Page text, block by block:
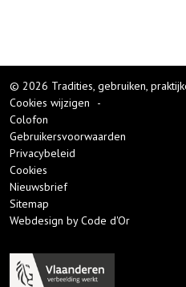
© 2026 Tradities, gebruiken,
Cookies wijzigen
-
Colofon
Gebruikersvoorwaarden
Privacybeleid
Cookies
Nieuwsbrief
Sitemap
Webdesign by Code d'Or